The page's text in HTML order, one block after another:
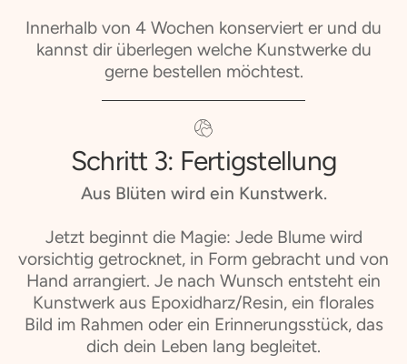
Innerhalb von 4 Wochen konserviert er und du
kannst dir überlegen welche Kunstwerke du
gerne bestellen möchtest.
Schritt 3: Fertigstellung
Aus Blüten wird ein Kunstwerk.
Jetzt beginnt die Magie: Jede Blume wird
vorsichtig getrocknet, in Form gebracht und von
Hand arrangiert. Je nach Wunsch entsteht ein
Kunstwerk aus Epoxidharz/Resin, ein florales
Bild im Rahmen oder ein Erinnerungsstück, das
dich dein Leben lang begleitet.